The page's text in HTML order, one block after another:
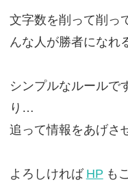
文字数を削って削っ
んな人が勝者になれ
シンプルなルールで
り…
追って情報をあげさ
よろしければ HP も